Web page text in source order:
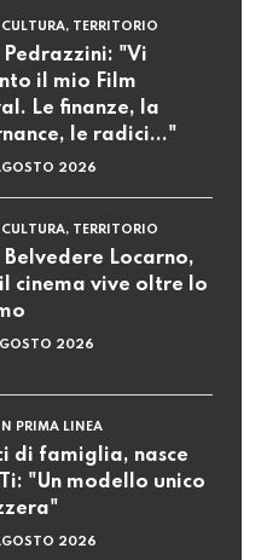
CULTURA, TERRITORIO
"Vi
il mio Film
Le finanze, la
le radici..."
2026
CULTURA, TERRITORIO
Belvedere Locarno,
cinema vive oltre lo
2026
PRIMA LINEA
di famiglia, nasce
"Un modello unico
2026